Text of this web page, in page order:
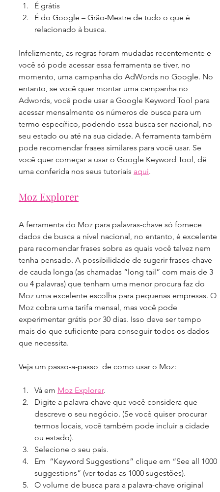
É grátis
É do Google – Grão-Mestre de tudo o que é
relacionado à busca.
Infelizmente, as regras foram mudadas recentemente e
você só pode acessar essa ferramenta se tiver, no
momento, uma campanha do AdWords no Google. No
entanto, se você quer montar uma campanha no
Adwords, você pode usar a Google Keyword Tool para
acessar mensalmente os números de busca para um
termo específico, podendo essa busca ser nacional, no
seu estado ou até na sua cidade. A ferramenta também
pode recomendar frases similares para você usar. Se
você quer começar a usar o Google Keyword Tool, dê
uma conferida nos seus tutoriais aqui.
Moz Explorer
A ferramenta do Moz para palavras-chave só fornece
dados de busca a nível nacional, no entanto, é excelente
para recomendar frases sobre as quais você talvez nem
tenha pensado. A possibilidade de sugerir frases-chave
de cauda longa (as chamadas “long tail” com mais de 3
ou 4 palavras) que tenham uma menor procura faz do
Moz uma excelente escolha para pequenas empresas. O
Moz cobra uma tarifa mensal, mas você pode
experimentar grátis por 30 dias. Isso deve ser tempo
mais do que suficiente para conseguir todos os dados
que necessita.
Veja um passo-a-passo  de como usar o Moz:
Vá em Moz Explorer.
Digite a palavra-chave que você considera que
descreve o seu negócio. (Se você quiser procurar
termos locais, você também pode incluir a cidade
ou estado).
Selecione o seu país.
Em  “Keyword Suggestions” clique em “See all 1000
suggestions” (ver todas as 1000 sugestões).
O volume de busca para a palavra-chave original